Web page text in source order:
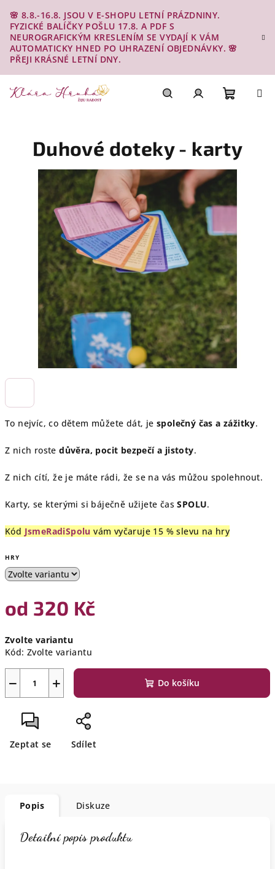
obsah
🌸 8.8.-16.8. JSOU V E-SHOPU LETNÍ PRÁZDNINY.
FYZICKÉ BALÍČKY POŠLU 17.8. A PDF S
NEUROGRAFICKÝM KRESLENÍM SE VYDAJÍ K VÁM
AUTOMATICKY HNED PO UHRAZENÍ OBJEDNÁVKY. 🌸
PŘEJI KRÁSNÉ LETNÍ DNY.
košík
To nejvíc, co dětem můžete dát, je společný čas a zážitky.
Z nich roste důvěra, pocit bezpečí a jistoty.
Z nich cítí, že je máte rádi, že se na vás můžou spolehnout.
Karty, se kterými si báječně užijete čas SPOLU.
Kód JsmeRadiSpolu vám vyčaruje 15 % slevu na hry
HRY
od 320 Kč
cena:
Zvolte variantu
Kód: Zvolte variantu
+
− Do košíku
Zeptat se Sdílet
Duhové doteky - karty
Popis Diskuze
Detailní popis produktu